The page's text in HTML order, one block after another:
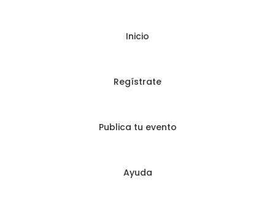
Inicio
Regístrate
Publica tu evento
Ayuda